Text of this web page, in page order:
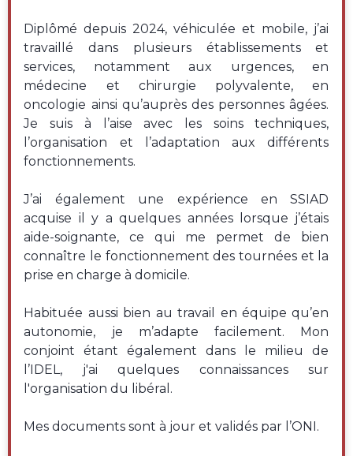
Diplômé depuis 2024, véhiculée et mobile, j’ai
travaillé dans plusieurs établissements et
services, notamment aux urgences, en
médecine et chirurgie polyvalente, en
oncologie ainsi qu’auprès des personnes âgées.
Je suis à l’aise avec les soins techniques,
l’organisation et l’adaptation aux différents
fonctionnements.
J’ai également une expérience en SSIAD
acquise il y a quelques années lorsque j’étais
aide-soignante, ce qui me permet de bien
connaître le fonctionnement des tournées et la
prise en charge à domicile.
Habituée aussi bien au travail en équipe qu’en
autonomie, je m’adapte facilement. Mon
conjoint étant également dans le milieu de
l’IDEL, j'ai quelques connaissances sur
l'organisation du libéral.
Mes documents sont à jour et validés par l’ONI.